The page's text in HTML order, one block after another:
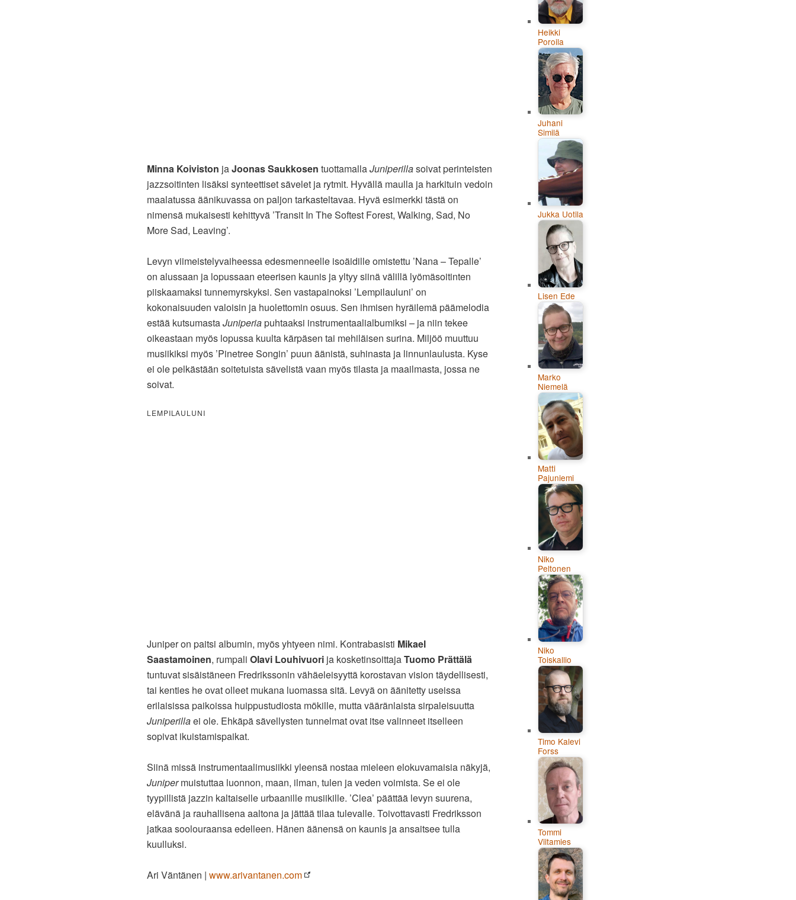
Minna Koiviston jaJoonas Saukkosen tuottamallaJuniperillasoivat perinteisten
jazzsoitinten lisäksi synteettiset sävelet ja rytmit. Hyvällä maulla ja harkituin vedoin
maalatussa äänikuvassa on paljon tarkasteltavaa. Hyvä esimerkki tästä on
nimensä mukaisesti kehittyvä ’Transit In The Softest Forest, Walking, Sad, No
More Sad, Leaving’.
Levyn viimeistelyvaiheessa edesmenneelle isoäidille omistettu ’Nana – Tepalle’
on alussaan ja lopussaan eteerisen kaunis ja yltyy siinä välillä lyömäsoitinten
piiskaamaksi tunnemyrskyksi. Sen vastapainoksi ’Lempilauluni’ on
kokonaisuuden valoisin ja huolettomin osuus. Sen ihmisen hyräilemä päämelodia
estää kutsumastaJuniperiapuhtaaksi instrumentaalialbumiksi – ja niin tekee
oikeastaan myös lopussa kuulta kärpäsen tai mehiläisen surina. Miljöö muuttuu
musiikiksi myös ’Pinetree Songin’ puun äänistä, suhinasta ja linnunlaulusta. Kyse
ei ole pelkästään soitetuista sävelistä vaan myös tilasta ja maailmasta, jossa ne
soivat.
LEMPILAULUNI
Juniper on paitsi albumin, myös yhtyeen nimi. Kontrabasisti Mikael
Saastamoinen, rumpali Olavi Louhivuori ja kosketinsoittajaTuomo Prättälä
tuntuvat sisäistäneen Fredrikssonin vähäeleisyyttä korostavan vision täydellisesti,
tai kenties he ovat olleet mukana luomassa sitä. Levyä on äänitetty useissa
erilaisissa paikoissa huippustudiosta mökille, mutta vääränlaista sirpaleisuutta
Juniperillaei ole. Ehkäpä sävellysten tunnelmat ovat itse valinneet itselleen
sopivat ikuistamispaikat.
Siinä missä instrumentaalimusiikki yleensä nostaa mieleen elokuvamaisia näkyjä,
Junipermuistuttaa luonnon, maan, ilman, tulen ja veden voimista. Se ei ole
tyypillistä jazzin kaltaiselle urbaanille musiikille. ’Clea’ päättää levyn suurena,
elävänä ja rauhallisena aaltona ja jättää tilaa tulevalle. Toivottavasti Fredriksson
jatkaa soolouraansa edelleen. Hänen äänensä on kaunis ja ansaitsee tulla
kuulluksi.
Ari Väntänen | www.arivantanen.com
Heikki
Poroila
Juhani
Similä
Jukka Uotila
Lisen Ede
Marko
Niemelä
Matti
Pajuniemi
Niko
Peltonen
Niko
Toiskallio
Timo Kalevi
Forss
Tommi
Viitamies